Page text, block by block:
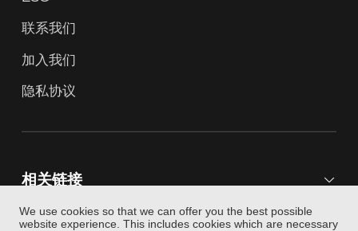
联系我们
加入我们
隐私协议
相关链接
We use cookies so that we can offer you the best possible
website experience. This includes cookies which are necessary